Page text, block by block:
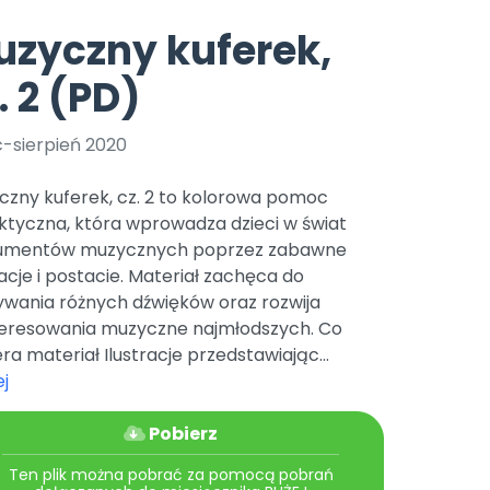
Archiwalne numery
Pomoc
Nowości
Promocje
czerwca 2024 r. uzyskała
r. Nr decyzji:
Online.
Pomoc zwierzętom
Książka (dla) Przedszkolaka
Promowanie czytelnictwa
TikTok
Zobacz nas na TikToku
YouTube
kuferek,
2 (PD)
sierpień 2020
kuferek, cz. 2 to kolorowa pomoc
która wprowadza dzieci w świat
muzycznych poprzez zabawne
i postacie. Materiał zachęca do
różnych dźwięków oraz rozwija
muzyczne najmłodszych. Co
materiał Ilustracje przedstawiając...
Pobierz
Ten plik można pobrać za pomocą pobrań